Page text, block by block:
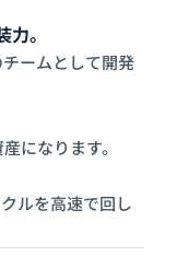
。
ームとして開発
になります。
ルを高速で回し